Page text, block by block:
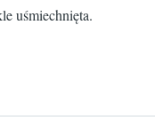
uśmiechnięta.